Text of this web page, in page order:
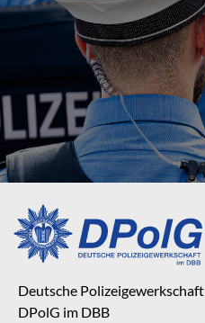
Deutsche Polizeigewerkschaft
DPolG im DBB